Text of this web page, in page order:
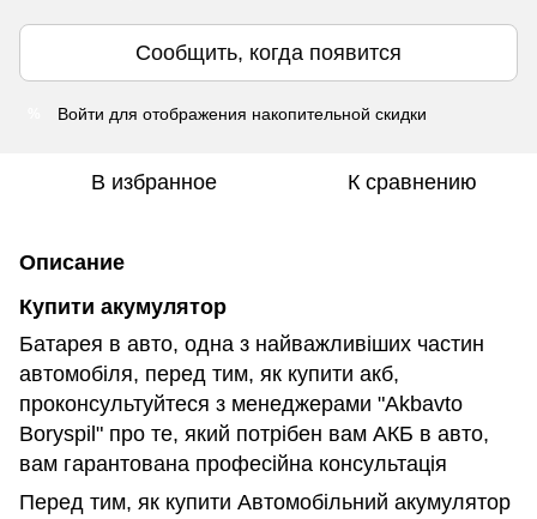
Сообщить, когда появится
Войти для отображения накопительной скидки
В избранное К сравнению
Описание
Купити акумулятор
Батарея в авто, одна з найважливіших частин
автомобіля, перед тим, як купити акб,
проконсультуйтеся з менеджерами "Akbavto
Boryspil" про те, який потрібен вам АКБ в авто,
вам гарантована професійна консультація
Перед тим, як купити Автомобільний акумулятор